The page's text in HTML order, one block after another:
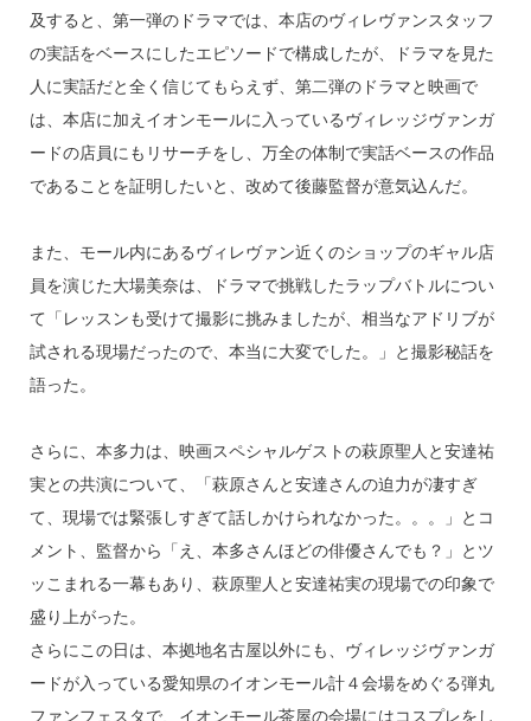
及すると、第一弾のドラマでは、本店のヴィレヴァンスタッフ
の実話をベースにしたエピソードで構成したが、ドラマを見た
人に実話だと全く信じてもらえず、第二弾のドラマと映画で
は、本店に加えイオンモールに入っているヴィレッジヴァンガ
ードの店員にもリサーチをし、万全の体制で実話ベースの作品
であることを証明したいと、改めて後藤監督が意気込んだ。
また、モール内にあるヴィレヴァン近くのショップのギャル店
員を演じた大場美奈は、ドラマで挑戦したラップバトルについ
て「レッスンも受けて撮影に挑みましたが、相当なアドリブが
試される現場だったので、本当に大変でした。」と撮影秘話を
語った。
さらに、本多力は、映画スペシャルゲストの萩原聖人と安達祐
実との共演について、「萩原さんと安達さんの迫力が凄すぎ
て、現場では緊張しすぎて話しかけられなかった。。。」とコ
メント、監督から「え、本多さんほどの俳優さんでも？」とツ
ッこまれる一幕もあり、萩原聖人と安達祐実の現場での印象で
盛り上がった。
さらにこの日は、本拠地名古屋以外にも、ヴィレッジヴァンガ
ードが入っている愛知県のイオンモール計４会場をめぐる弾丸
ファンフェスタで、イオンモール茶屋の会場にはコスプレをし